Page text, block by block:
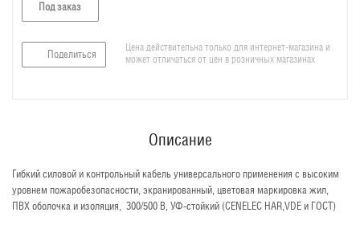
Под заказ
Поделиться
Цена действительна только для интернет-магазина и
может отличаться от цен в розничных магазинах
Описание
Гибкий силовой и контрольный кабель универсального применения с высоким
уровнем пожаробезопасности, экранированный, цветовая маркировка жил,
ПВХ оболочка и изоляция, 300/500 В, УФ-стойкий (CENELEC HAR,VDE и ГОСТ)